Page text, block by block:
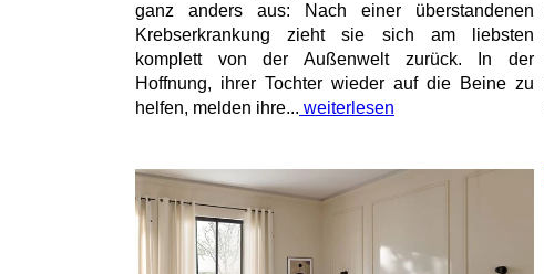
ganz anders aus: Nach einer überstandenen
Krebserkrankung zieht sie sich am liebsten
komplett von der Außenwelt zurück. In der
Hoffnung, ihrer Tochter wieder auf die Beine zu
helfen, melden ihre... weiterlesen